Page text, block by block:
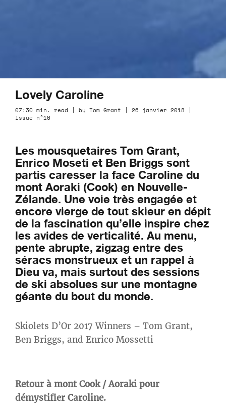
Lovely Caroline
07:30 min. read | by Tom Grant | 26 janvier 2018 |
issue n°10
Les mousquetaires Tom Grant,
Enrico Moseti et Ben Briggs sont
partis caresser la face Caroline du
mont Aoraki (Cook) en Nouvelle-
Zélande. Une voie très engagée et
encore vierge de tout skieur en dépit
de la fascination qu’elle inspire chez
les avides de verticalité. Au menu,
pente abrupte, zigzag entre des
séracs monstrueux et un rappel à
Dieu va, mais surtout des sessions
de ski absolues sur une montagne
géante du bout du monde.
Skiolets D’Or 2017 Winners – Tom Grant,
Ben Briggs, and Enrico Mossetti
Retour à mont Cook / Aoraki pour
démystifier Caroline.